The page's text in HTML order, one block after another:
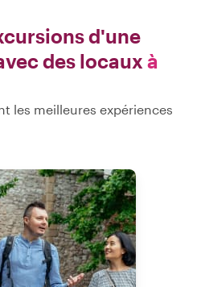
d'une
des locaux à
les meilleures expériences